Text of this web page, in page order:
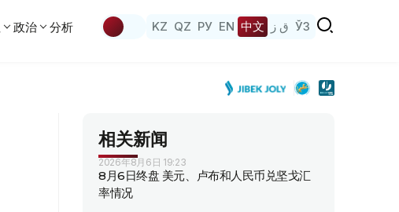
政治 分析 KZ QZ РУ EN 中文 ق ز ЎЗ
相关新闻
2026年8月6日 19:23
8月6日终盘 美元、卢布和人民币兑坚戈汇
率情况